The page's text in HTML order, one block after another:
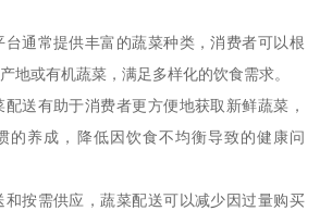
通常提供丰富的蔬菜种类，消费者可以根
地或有机蔬菜，满足多样化的饮食需求。
送有助于消费者更方便地获取新鲜蔬菜，
的养成，降低因饮食不均衡导致的健康问
和按需供应，蔬菜配送可以减少因过量购买